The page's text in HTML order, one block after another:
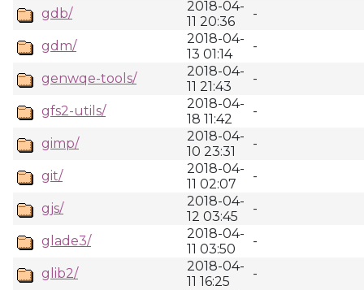
gdb/
2018-04-
11 20:36
-
gdm/
2018-04-
13 01:14
-
genwqe-tools/
2018-04-
11 21:43
-
gfs2-utils/
2018-04-
18 11:42
-
gimp/
2018-04-
10 23:31
-
git/
2018-04-
11 02:07
-
gjs/
2018-04-
12 03:45
-
glade3/
2018-04-
11 03:50
-
glib2/
2018-04-
11 16:25
-